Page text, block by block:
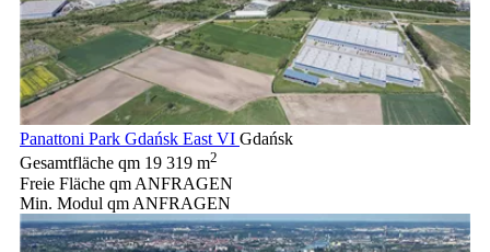
Panattoni Park Gdańsk East VI Gdańsk
Gesamtfläche qm 19 319 m2
Freie Fläche qm ANFRAGEN
Min. Modul qm ANFRAGEN